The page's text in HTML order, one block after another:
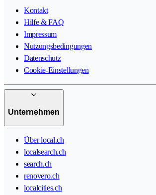
Kontakt
Hilfe & FAQ
Impressum
Nutzungsbedingungen
Datenschutz
Cookie-Einstellungen
Unternehmen
Über local.ch
localsearch.ch
search.ch
renovero.ch
localcities.ch